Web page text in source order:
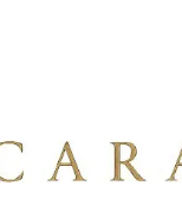
ナックの条件とは？